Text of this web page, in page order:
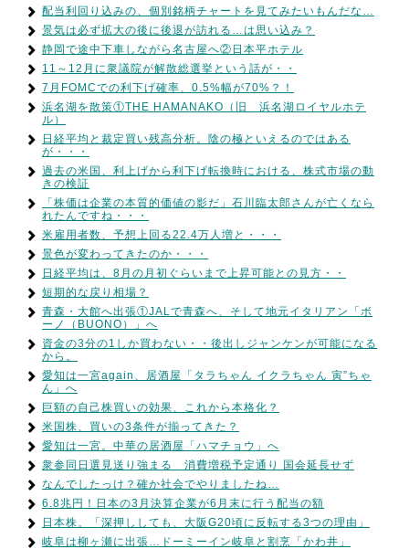
配当利回り込みの、個別銘柄チャートを見てみたいもんだな…
景気は必ず拡大の後に後退が訪れる…は思い込み？
静岡で途中下車しながら名古屋へ②日本平ホテル
11～12月に衆議院が解散総選挙という話が・・
7月FOMCでの利下げ確率、0.5%幅が70%？！
浜名湖を散策①THE HAMANAKO（旧 浜名湖ロイヤルホテ
ル）
日経平均と裁定買い残高分析。陰の極といえるのではある
が・・・
過去の米国、利上げから利下げ転換時における、株式市場の動
きの検証
「株価は企業の本質的価値の影だ」石川臨太郎さんが亡くなら
れたんですね・・・
米雇用者数、予想上回る22.4万人増と・・・
景色が変わってきたのか・・・
日経平均は、8月の月初ぐらいまで上昇可能との見方・・
短期的な戻り相場？
青森・大館へ出張①JALで青森へ、そして地元イタリアン「ボ
ーノ（BUONO）」へ
資金の3分の1しか買わない・・後出しジャンケンが可能になる
から。
愛知は一宮again、居酒屋「タラちゃん イクラちゃん 寅”ちゃ
ん」へ
巨額の自己株買いの効果、これから本格化？
米国株、買いの3条件が揃ってきた？
愛知は一宮。中華の居酒屋「ハマチョウ」へ
衆参同日選見送り強まる 消費増税予定通り 国会延長せず
なんでしたっけ？確か社会でやりましたね…
6.8兆円！日本の3月決算企業が6月末に行う配当の額
日本株。「深押ししても、大阪G20頃に反転する3つの理由」
岐阜は柳ヶ瀬に出張…ドーミーイン岐阜と割烹「かわ井」